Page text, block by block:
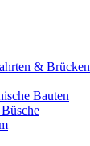
& Brücken
Bauten